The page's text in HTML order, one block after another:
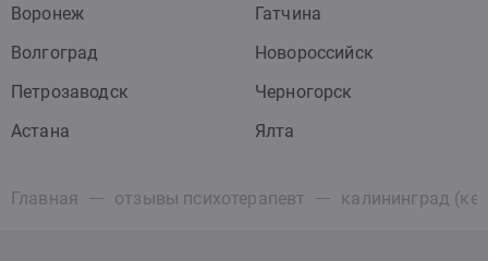
Воронеж
Гатчина
Волгоград
Новороссийск
Петрозаводск
Черногорск
Астана
Ялта
Главная отзывы психотерапевт калининград